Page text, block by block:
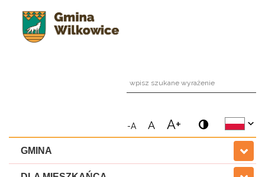
-A A A+
GMINA